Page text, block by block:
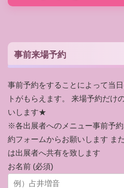
事前来場予約
事前予約をすることによって当
トがもらえます。 来場予約だけ
いします★
※各出展者へのメニュー事前予
約フォームからお願いします ま
は出展者へ共有を致します
お名前 (必須)